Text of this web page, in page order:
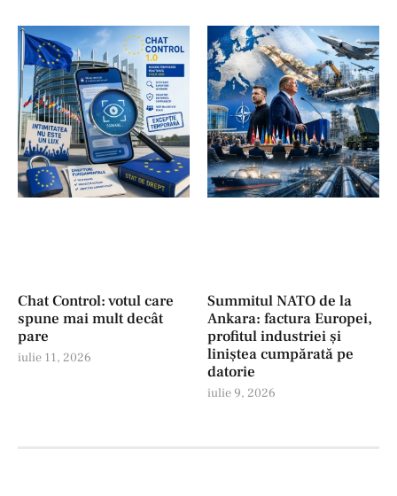
Chat Control: votul care
spune mai mult decât
pare
iulie 11, 2026
Summitul NATO de la
Ankara: factura Europei,
profitul industriei şi
liniștea cumpărată pe
datorie
iulie 9, 2026